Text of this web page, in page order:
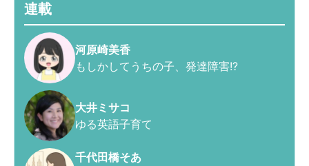
連載
河原崎美香
もしかしてうちの子、発達障害!?
大井ミサコ
ゆる英語子育て
千代田橋そあ